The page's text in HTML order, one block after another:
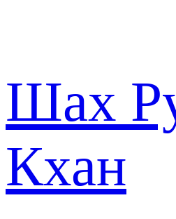
Шах
Кхан